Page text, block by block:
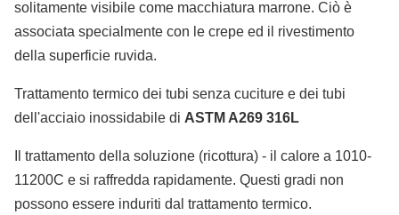
solitamente visibile come macchiatura marrone. Ciò è
associata specialmente con le crepe ed il rivestimento
della superficie ruvida.
Trattamento termico dei tubi senza cuciture e dei tubi
dell'acciaio inossidabile di ASTM A269 316L
Il trattamento della soluzione (ricottura) - il calore a 1010-
11200C e si raffredda rapidamente. Questi gradi non
possono essere induriti dal trattamento termico.